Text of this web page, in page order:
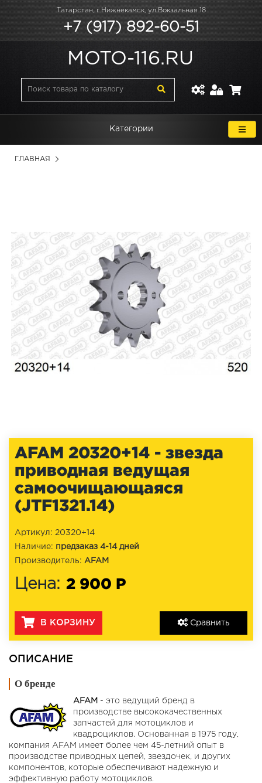
Татарстан, г.Нижнекамск, ул.Вокзальная 18
+7 (917) 892-60-51
MOTO-116.RU
Категории
ГЛАВНАЯ
AFAM 20320+14 - звезда
приводная ведущая
самоочищающаяся
(JTF1321.14)
Сравнить
Артикул: 20320+14
Наличие: предзаказ 4-14 дней
Производитель: AFAM
Цена: 2 900 Р
В КОРЗИНУ
ОПИСАНИЕ
О бренде
AFAM - это ведущий бренд в
производстве высококачественных
запчастей для мотоциклов и
квадроциклов. Основанная в 1975 году,
компания AFAM имеет более чем 45-летний опыт в
производстве приводных цепей, звездочек, и других
компонентов, которые обеспечивают надежную и
эффективную работу мотоциклов.